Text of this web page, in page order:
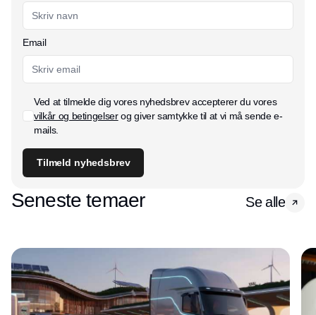
Email
Ved at tilmelde dig vores nyhedsbrev accepterer du vores
vilkår og betingelserog giver samtykke til at vi må sende e-
mails.
Tilmeld nyhedsbrev
Seneste temaer Se alle